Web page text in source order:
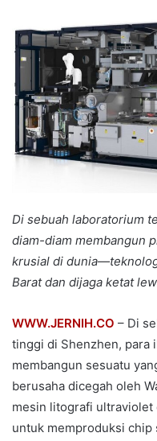
Di sebuah laboratorium
diam-diam membangun
krusial di
Barat dan dijaga ketat
WWW.JERNIH.CO – Di
tinggi di Shenzhen, para
membangun sesuatu
berusaha dicegah oleh
mesin litografi ultraviolet
untuk memproduksi